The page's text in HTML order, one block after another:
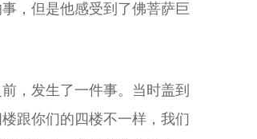
，但是他感受到了佛菩萨巨
，发生了一件事。当时盖到
跟你们的四楼不一样，我们